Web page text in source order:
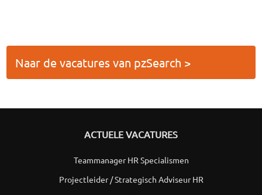
Naar de vacatures van pzSearch >
ACTUELE VACATURES
Teammanager HR Specialismen
Projectleider / Strategisch Adviseur HR